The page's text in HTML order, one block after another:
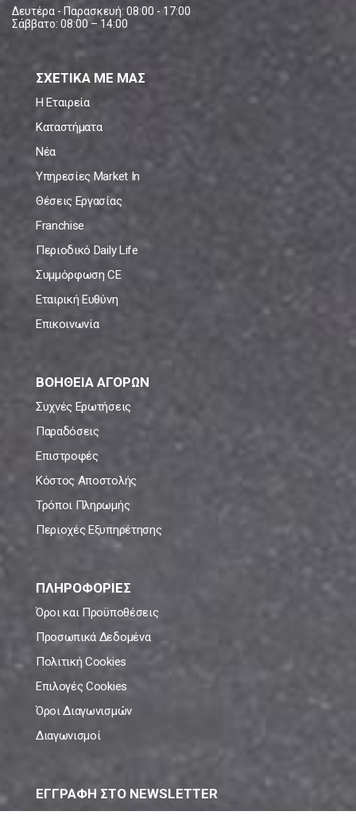
Δευτέρα - Παρασκευή: 08:00 - 17:00
Σάββατο: 08:00 – 14:00
ΣΧΕΤΙΚΑ ΜΕ ΜΑΣ
Η Εταιρεία
Καταστήματα
Νέα
Υπηρεσίες Market In
Θέσεις Εργασίας
Franchise
Περιοδικό Daily Life
Συμμόρφωση CE
Εταιρική Ευθύνη
Επικοινωνία
ΒΟΗΘΕΙΑ ΑΓΟΡΩΝ
Συχνές Ερωτήσεις
Παραδόσεις
Επιστροφές
Κόστος Αποστολής
Τρόποι Πληρωμής
Περιοχές Εξυπηρέτησης
ΠΛΗΡΟΦΟΡΙΕΣ
Όροι και Προϋποθέσεις
Προσωπικά Δεδομένα
Πολιτική Cookies
Επιλογές Cookies
Όροι Διαγωνισμών
Διαγωνισμοί
ΕΓΓΡΑΦΗ ΣΤΟ NEWSLETTER